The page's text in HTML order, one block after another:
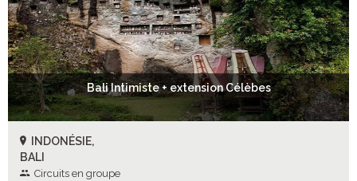
Bali Intimiste + extension Célèbes
INDONÉSIE,
BALI
Circuits en groupe